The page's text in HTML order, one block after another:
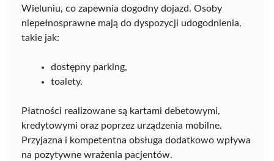
Wieluniu, co zapewnia dogodny dojazd. Osoby
niepełnosprawne mają do dyspozycji udogodnienia,
takie jak:
dostępny parking,
toalety.
Płatności realizowane są kartami debetowymi,
kredytowymi oraz poprzez urządzenia mobilne.
Przyjazna i kompetentna obsługa dodatkowo wpływa
na pozytywne wrażenia pacjentów.